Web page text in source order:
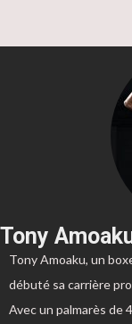
Tony
Tony Amoaku, un
débuté sa carrière
Avec un palmarès de